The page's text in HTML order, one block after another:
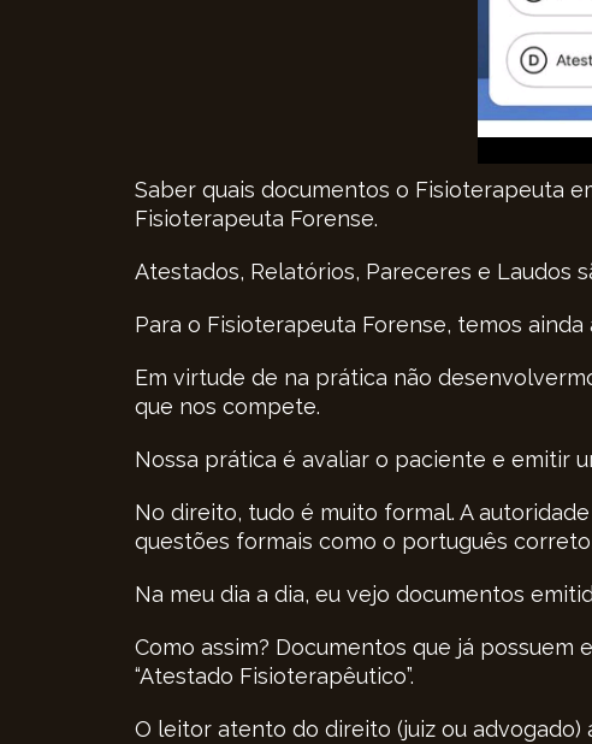
Saber quais documentos o Fisioterapeuta
Fisioterapeuta Forense.
Atestados, Relatórios, Pareceres e Laudos
Para o Fisioterapeuta Forense, temos
Em virtude de na prática não
que nos compete.
Nossa prática é avaliar o paciente e emitir
No direito, tudo é muito formal. A
questões formais como o português
Na meu dia a dia, eu vejo documentos
Como assim? Documentos que já
“Atestado Fisioterapêutico”.
O leitor atento do direito (juiz ou